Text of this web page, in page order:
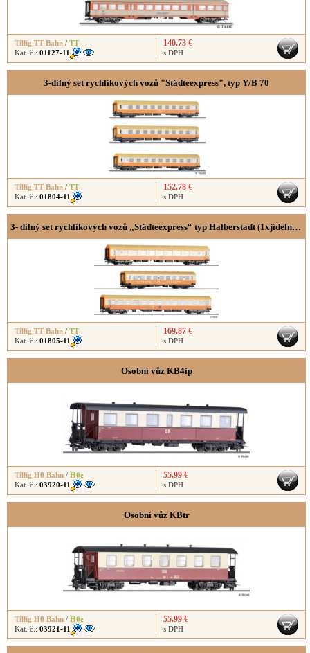
Tillig TT Bahn / TT
Kat. č.: 01127-11
140.73 €
s DPH
3-dílný set rychlíkových vozů "Städteexpress", typ Y/B 70
Tillig TT Bahn / TT
Kat. č.: 01804-11
152.78 €
s DPH
3- dílný set rychlíkových vozů „Städteexpress“ typ Halberstadt (1xjídelní a 2x2.třída)
Tillig TT Bahn / TT
Kat. č.: 01805-11
169.87 €
s DPH
Osobní vůz KB4ip
Tillig H0 Bahn / H0e
Kat. č.: 03920-11
55.99 €
s DPH
Osobní vůz KBtr
Tillig H0 Bahn / H0e
Kat. č.: 03921-11
55.99 €
s DPH